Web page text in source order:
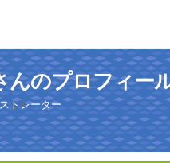
んのプロフィー
トレーター